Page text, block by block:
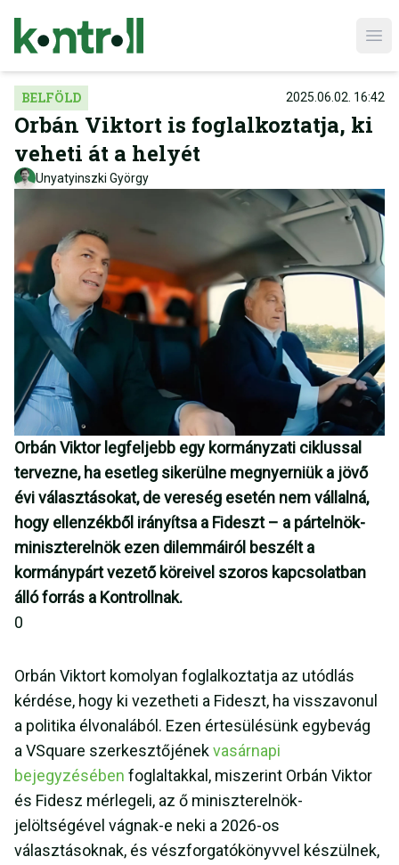
BELFÖLD 2025.06.02. 16:42
Orbán Viktort is foglalkoztatja, ki
veheti át a helyét
Unyatyinszki György
Orbán Viktor legfeljebb egy kormányzati ciklussal
tervezne, ha esetleg sikerülne megnyerniük a jövő
évi választásokat, de vereség esetén nem vállalná,
hogy ellenzékből irányítsa a Fideszt – a pártelnök-
miniszterelnök ezen dilemmáiról beszélt a
kormánypárt vezető köreivel szoros kapcsolatban
álló forrás a Kontrollnak.
0
Orbán Viktort komolyan foglalkoztatja az utódlás
kérdése, hogy ki vezetheti a Fideszt, ha visszavonul
a politika élvonalából. Ezen értesülésünk egybevág
a VSquare szerkesztőjénekvasárnapi
bejegyzésében foglaltakkal, miszerint Orbán Viktor
és Fidesz mérlegeli, az ő miniszterelnök-
jelöltségével vágnak-e neki a 2026-os
választásoknak, és vészforgatókönyvvel készülnek,